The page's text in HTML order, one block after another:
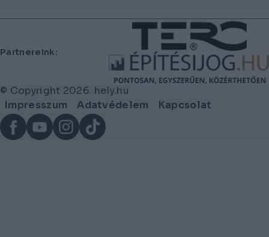
Lábléc
Partnereink:
© Copyright 2026. hely.hu
Lábléc
menü
Impresszum Adatvédelem
Kapcsolat
FacebookYouTubeInstagram